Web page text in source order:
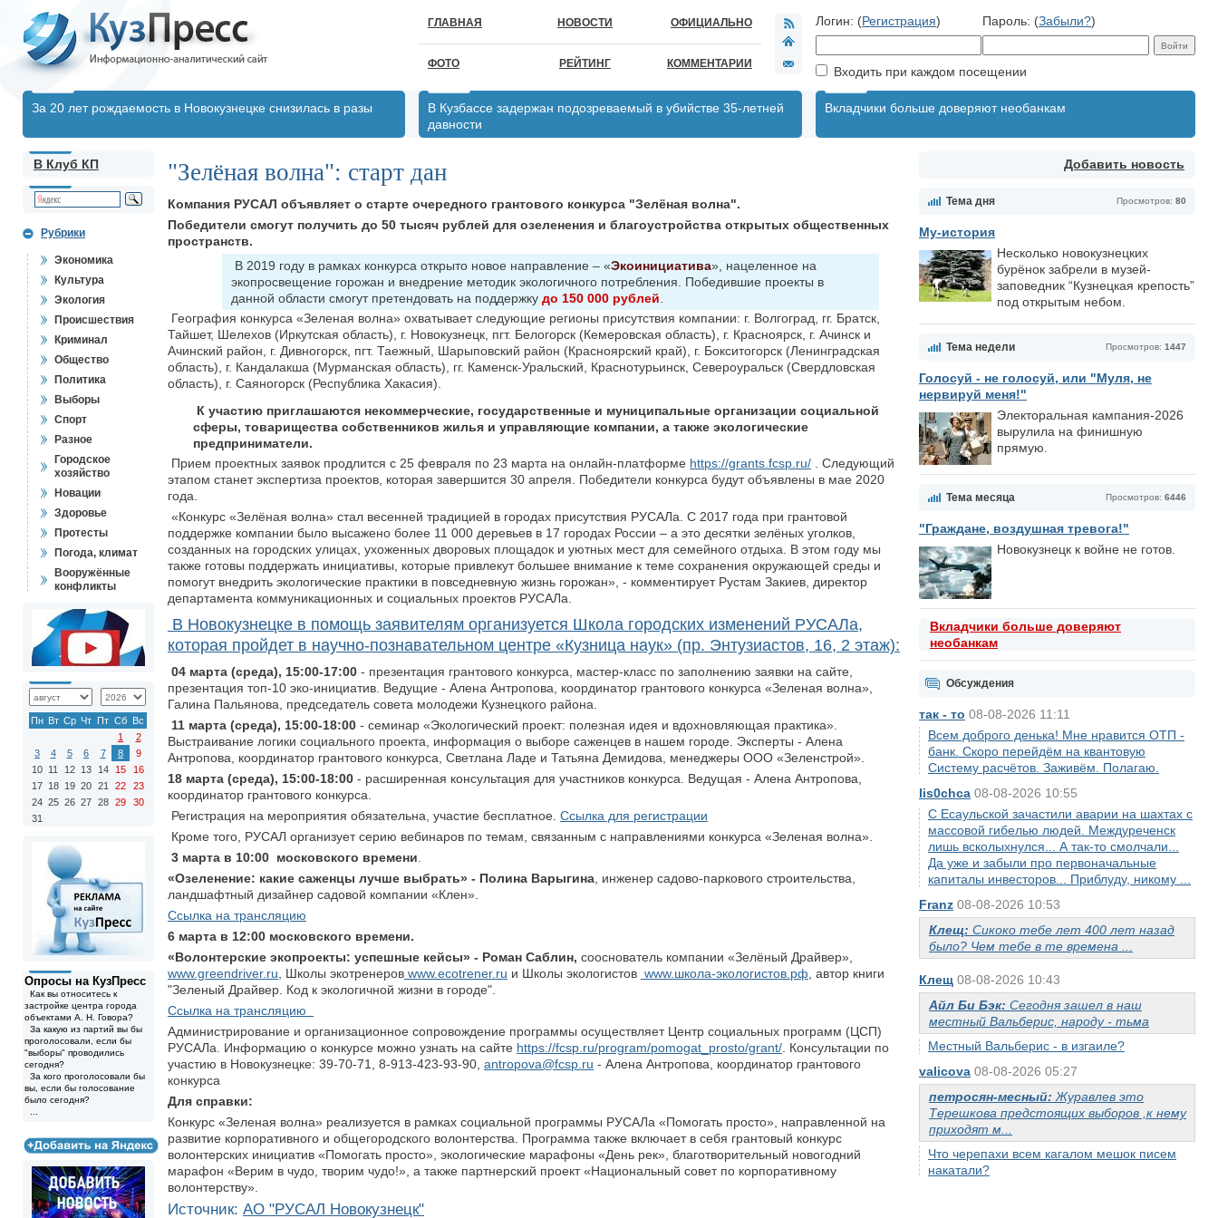
ГЛАВНАЯ НОВОСТИ ОФИЦИАЛЬНО
ФОТО РЕЙТИНГ КОММЕНТАРИИ
Логин: (Регистрация) Пароль: (Забыли?)
Входить при каждом посещении
За 20 лет рождаемость в Новокузнецке снизилась в разы
В Кузбассе задержан подозреваемый в убийстве 35-летней
давности
Вкладчики больше доверяют необанкам
Добавить новость
Просмотров: 80
Тема дня
Му-история
Несколько новокузнецких
бурёнок забрели в музей-
заповедник “Кузнецкая крепость”
под открытым небом.
Просмотров: 1447
Тема недели
Голосуй - не голосуй, или "Муля, не
нервируй меня!"
Электоральная кампания-2026
вырулила на финишную
прямую.
Просмотров: 6446
Тема месяца
"Граждане, воздушная тревога!"
Новокузнецк к войне не готов.
Вкладчики больше доверяют
необанкам
Обсуждения
так - то 08-08-2026 11:11
Всем доброго денька! Мне нравится ОТП -
банк. Скоро перейдём на квантовую
Систему расчётов. Заживём. Полагаю.
lis0chca 08-08-2026 10:55
С Есаульской зачастили аварии на шахтах с
массовой гибелью людей. Междуреченск
лишь всколыхнулся... А так-то смолчали...
Да уже и забыли про первоначальные
капиталы инвесторов... Приблуду, никому ...
Franz 08-08-2026 10:53
Клещ: Сикоко тебе лет 400 лет назад
было? Чем тебе в те времена ...
Клещ 08-08-2026 10:43
Айл Би Бэк: Сегодня зашел в наш
местный Вальберис, народу - тьма
Местный Вальберис - в изгаиле?
valicova 08-08-2026 05:27
петросян-месный: Журавлев это
Терешкова предстоящих выборов ,к нему
приходят м...
Что черепахи всем кагалом мешок писем
накатали?
В Клуб КП
Рубрики
Экономика
Культура
Экология
Происшествия
Криминал
Общество
Политика
Выборы
Спорт
Разное
Городское
хозяйство
Новации
Здоровье
Протесты
Погода, климат
Вооружённые
конфликты
Пн Вт Ср Чт Пт Сб Вс
1
2
3
4 5 6 7 8
9
10 11 12 13 14 15
16
17 18 19 20 21 22
23
24 25 26 27 28 29
30
31
Опросы на КузПресс
Как вы относитесь к
застройке центра города
объектами А. Н. Говора?
За какую из партий вы бы
проголосовали, если бы
"выборы" проводились
сегодня?
За кого проголосовали бы
вы, если бы голосование
было сегодня?
"Зелёная волна": старт дан
Компания РУСАЛ объявляет о старте очередного грантового конкурса "Зелёная волна".
Победители смогут получить до 50 тысяч рублей для озеленения и благоустройства открытых общественных
пространств.
В 2019 году в рамках конкурса открыто новое направление – «Экоинициатива», нацеленное на
экопросвещение горожан и внедрение методик экологичного потребления. Победившие проекты в
данной области смогут претендовать на поддержку до 150 000 рублей
География конкурса «Зеленая волна» охватывает следующие регионы присутствия компании: г. Волгоград, гг. Братск,
Тайшет, Шелехов (Иркутская область), г. Новокузнецк, пгт. Белогорск (Кемеровская область), г. Красноярск, г. Ачинск и
Ачинский район, г. Дивногорск, пгт. Таежный, Шарыповский район (Красноярский край), г. Бокситогорск (Ленинградская
область), г. Кандалакша (Мурманская область), гг. Каменск-Уральский, Краснотурьинск, Североуральск (Свердловская
область), г. Саяногорск (Республика Хакасия).
К участию приглашаются некоммерческие, государственные и муниципальные организации социальной
сферы, товарищества собственников жилья и управляющие компании, а также экологические
предприниматели.
Прием проектных заявок продлится с 25 февраля по 23 марта на онлайн-платформе https://grants.fcsp.ru/ . Следующий
этапом станет экспертиза проектов, которая завершится 30 апреля. Победители конкурса будут объявлены в мае 2020
года.
«Конкурс «Зелёная волна» стал весенней традицией в городах присутствия РУСАЛа. С 2017 года при грантовой
поддержке компании было высажено более 11 000 деревьев в 17 городах России – а это десятки зелёных уголков,
созданных на городских улицах, ухоженных дворовых площадок и уютных мест для семейного отдыха. В этом году мы
также готовы поддержать инициативы, которые привлекут большее внимание к теме сохранения окружающей среды и
помогут внедрить экологические практики в повседневную жизнь горожан», - комментирует Рустам Закиев, директор
департамента коммуникационных и социальных проектов РУСАЛа.
В Новокузнецке в помощь заявителям организуется Школа городских изменений РУСАЛа,
которая пройдет в научно-познавательном центре «Кузница наук» (пр. Энтузиастов, 16, 2 этаж):
04 марта (среда), 15:00-17:00 - презентация грантового конкурса, мастер-класс по заполнению заявки на сайте,
презентация топ-10 эко-инициатив. Ведущие - Алена Антропова, координатор грантового конкурса «Зеленая волна»,
Галина Пальянова, председатель совета молодежи Кузнецкого района.​
11 марта (среда), 15:00-18:00 - семинар «Экологический проект: полезная идея и вдохновляющая практика».
Выстраивание логики социального проекта, информация о выборе саженцев в нашем городе. Эксперты - Алена
Антропова, координатор грантового конкурса, Светлана Ладе и Татьяна Демидова, менеджеры ООО «Зеленстрой».
18 марта (среда), 15:00-18:00 - расширенная консультация для участников конкурса. Ведущая -​ Алена Антропова,
координатор грантового конкурса.​
Регистрация на мероприятия обязательна, участие бесплатное.​ Ссылка для регистрации
Кроме того, РУСАЛ организует серию вебинаров по темам, связанным с направлениями конкурса «Зеленая волна».
3 марта в 10:00 московского времени
«Озеленение: какие саженцы лучше выбрать» - Полина Варыгина , инженер садово-паркового строительства,
ландшафтный дизайнер садовой компании «Клен».
Ссылка на трансляцию
6 марта в 12:00 московского времени.
«Волонтерские экопроекты: успешные кейсы» - Роман Саблин, сооснователь компании «Зелёный Драйвер»,
www.greendriver.ru , Школы экотренеров www.ecotrener.ru и Школы экологистов www.школа-экологистов.рф , автор книги
"Зеленый Драйвер. Код к экологичной жизни в городе".
Ссылка на трансляцию
Администрирование и организационное сопровождение программы осуществляет Центр социальных программ (ЦСП)
РУСАЛа. Информацию о конкурсе можно узнать на сайте https://fcsp.ru/program/pomogat_prosto/grant/ . Консультации по
участию в Новокузнецке: 39-70-71, 8-913-423-93-90, antropova@fcsp.ru - Алена Антропова, координатор грантового
конкурса
Для справки:
Конкурс «Зеленая волна» реализуется в рамках социальной программы РУСАЛа «Помогать просто», направленной на
развитие корпоративного и общегородского волонтерства. Программа также включает в себя грантовый конкурс
волонтерских инициатив «Помогать просто», экологические марафоны «День рек», благотворительный новогодний
марафон «Верим в чудо, творим чудо!», а также партнерский проект «Национальный совет по корпоративному
волонтерству».
Источник: АО "РУСАЛ Новокузнецк"